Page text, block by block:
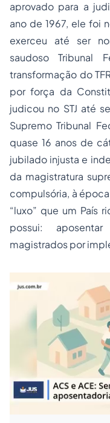
aprovado para a
ano de 1967, ele foi
exerceu até ser
saudoso Tribunal
transformação do
por força da
judicou no STJ até
Supremo Tribunal
quase 16 anos de
jubilado injusta e
da magistratura
compulsória, à
“luxo” que um País
possui:
magistrados por